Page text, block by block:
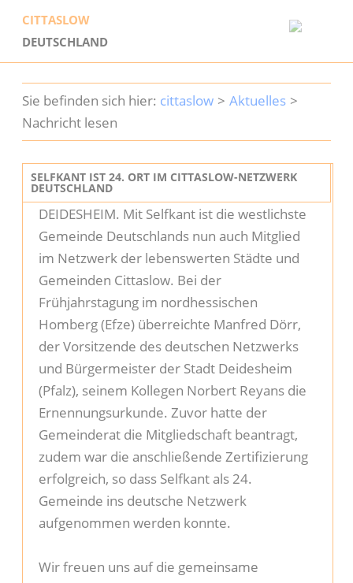
CITTASLOW
DEUTSCHLAND
cittaslow
Aktuelles
Nachricht lesen
SELFKANT IST 24. ORT IM CITTASLOW-NETZWERK
DEUTSCHLAND
DEIDESHEIM. Mit Selfkant ist die westlichste
Gemeinde Deutschlands nun auch Mitglied
im Netzwerk der lebenswerten Städte und
Gemeinden Cittaslow. Bei der
Frühjahrstagung im nordhessischen
Homberg (Efze) überreichte Manfred Dörr,
der Vorsitzende des deutschen Netzwerks
und Bürgermeister der Stadt Deidesheim
(Pfalz), seinem Kollegen Norbert Reyans die
Ernennungsurkunde. Zuvor hatte der
Gemeinderat die Mitgliedschaft beantragt,
zudem war die anschließende Zertifizierung
erfolgreich, so dass Selfkant als 24.
Gemeinde ins deutsche Netzwerk
aufgenommen werden konnte.
Wir freuen uns auf die gemeinsame
Startseite
Cittaslow
Dabei sein
Service
Kontakt